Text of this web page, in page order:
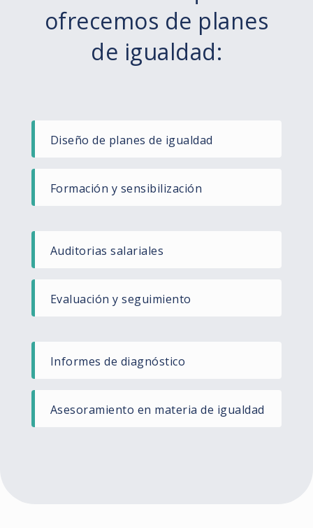
ofrecemos de planes
de igualdad:
Diseño de planes de igualdad​
Formación y sensibilización
Auditorias salariales ​
Evaluación y seguimiento​
Informes de diagnóstico ​
Asesoramiento en materia de igualdad